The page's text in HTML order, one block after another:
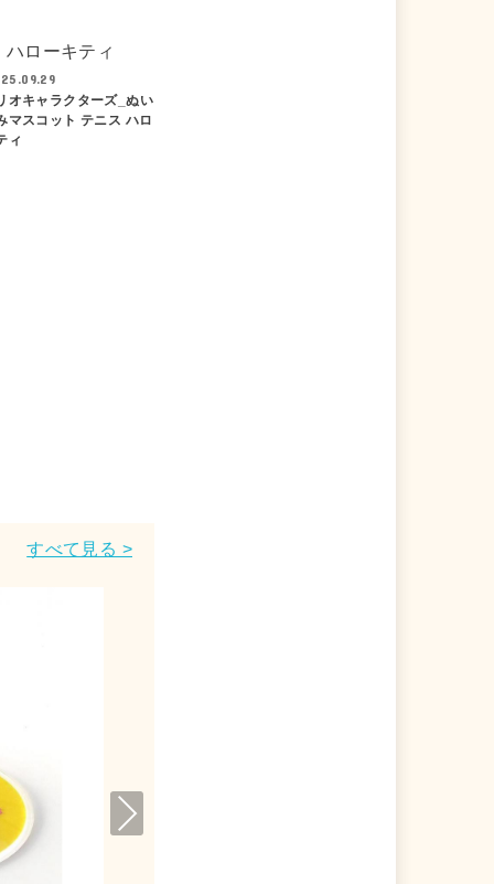
ハローキティ
オキャラクターズ_ぬい
マスコット テニス ハロ
ィ
すべて見る >
Nex